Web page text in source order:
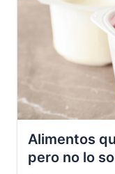
Alimentos
pero no lo